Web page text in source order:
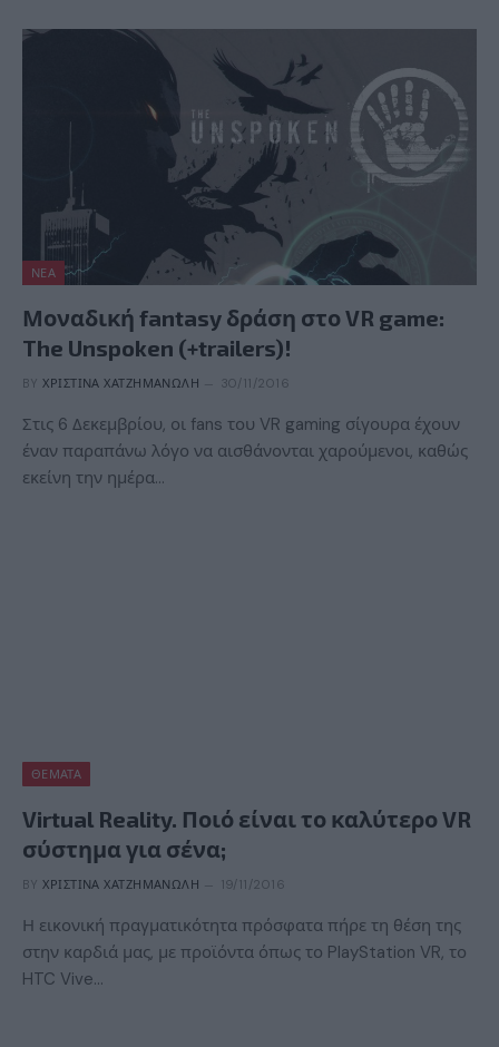
ΝΈΑ
Μοναδική fantasy δράση στο VR game:
The Unspoken (+trailers)!
BY ΧΡΙΣΤΊΝΑ ΧΑΤΖΗΜΑΝΏΛΗ 30/11/2016
Στις 6 Δεκεμβρίου, οι fans του VR gaming σίγουρα έχουν
έναν παραπάνω λόγο να αισθάνονται χαρούμενοι, καθώς
εκείνη την ημέρα…
ΘΈΜΑΤΑ
Virtual Reality. Ποιό είναι το καλύτερο VR
σύστημα για σένα;
BY ΧΡΙΣΤΊΝΑ ΧΑΤΖΗΜΑΝΏΛΗ 19/11/2016
Η εικονική πραγματικότητα πρόσφατα πήρε τη θέση της
στην καρδιά μας, με προϊόντα όπως το PlayStation VR, το
HTC Vive…